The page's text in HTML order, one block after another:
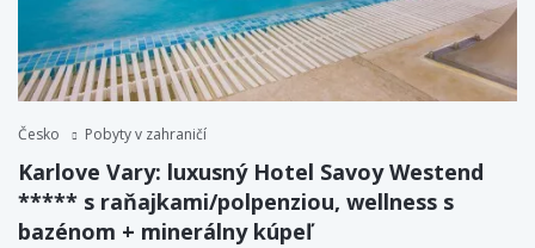
Česko Pobyty v zahraničí
Karlove Vary: luxusný Hotel Savoy Westend
***** s raňajkami/polpenziou, wellness s
bazénom + minerálny kúpeľ